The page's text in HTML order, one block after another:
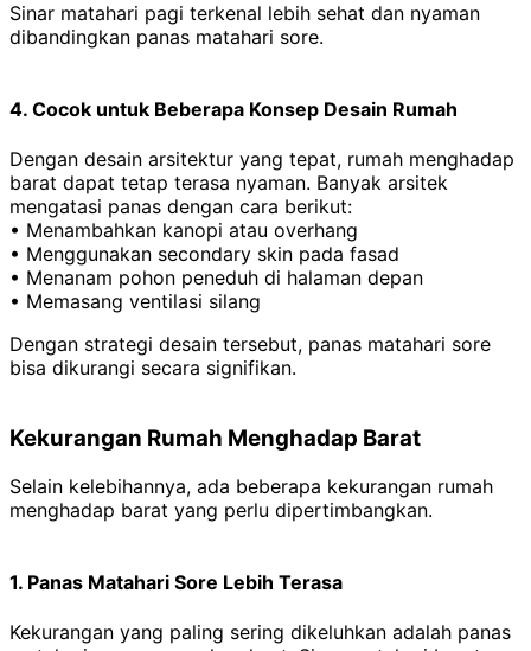
Sinar matahari pagi terkenal lebih sehat dan nyaman
dibandingkan panas matahari sore.
4. Cocok untuk Beberapa Konsep Desain Rumah
Dengan desain arsitektur yang tepat, rumah menghadap
barat dapat tetap terasa nyaman. Banyak arsitek
mengatasi panas dengan cara berikut:
• Menambahkan kanopi atau overhang
• Menggunakan secondary skin pada fasad
• Menanam pohon peneduh di halaman depan
• Memasang ventilasi silang
Dengan strategi desain tersebut, panas matahari sore
bisa dikurangi secara signifikan.
Kekurangan Rumah Menghadap Barat
Selain kelebihannya, ada beberapa kekurangan rumah
menghadap barat yang perlu dipertimbangkan.
1. Panas Matahari Sore Lebih Terasa
Kekurangan yang paling sering dikeluhkan adalah panas